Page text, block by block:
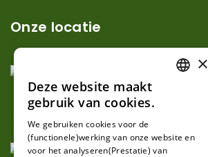
Onze locatie
GERMAN
×
Deze website maakt
gebruik van cookies.
We gebruiken cookies voor de
(functionele)werking van onze website en
voor het analyseren(Prestatie) van